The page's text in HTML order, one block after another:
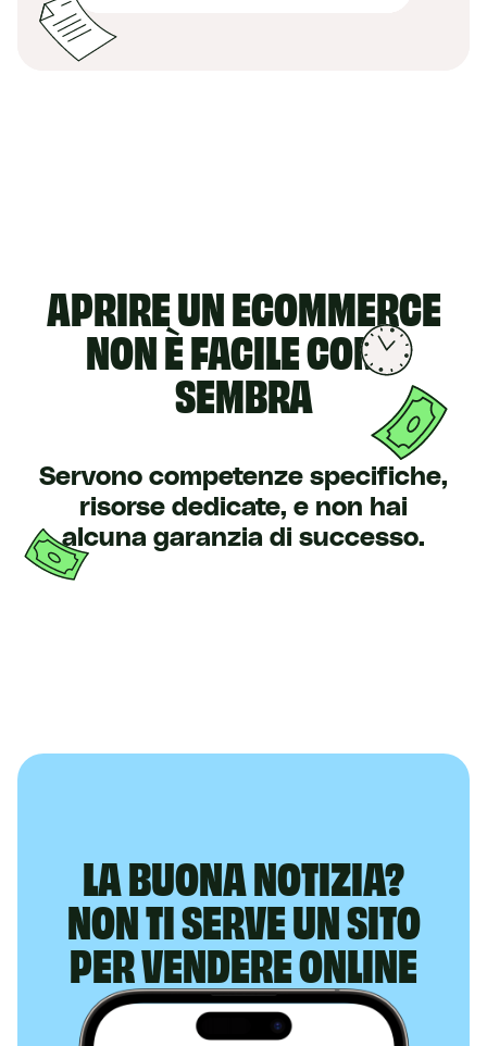
APRIRE UN ECOMMERCE
NON È FACILE COME
SEMBRA
Servono competenze specifiche,
risorse dedicate, e non hai
alcuna garanzia di successo.
LA BUONA NOTIZIA?
NON TI SERVE UN SITO
PER VENDERE ONLINE